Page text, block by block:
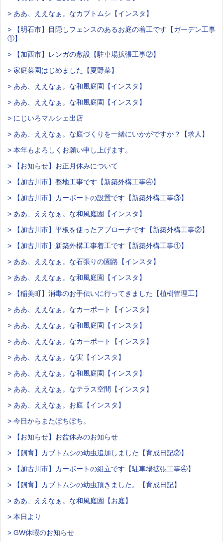
> ああ、ええなぁ。なカブトムシ【インスタ】
> 【明石市】目隠しフェンスのあるお庭の着工です【ガーデン工事
①】
> 【加西市】レンガの敷設【駐車場拡張工事②】
> 家庭菜園はじめました【夏野菜】
> ああ、ええなぁ。な和風庭園【インスタ】
> ああ、ええなぁ。な和風庭園【インスタ】
> にじいろマルシェ出店
> ああ、ええなぁ。な庭づくりを一緒にいかがですか？【求人】
> 本年もよろしくお願い申し上げます。
> 【お知らせ】お正月休みについて
> 【加古川市】整地工事です【新築外構工事④】
> 【加古川市】カーポートの設置です【新築外構工事③】
> ああ、ええなぁ。な和風庭園【インスタ】
> 【加古川市】平板を使ったアプローチです【新築外構工事②】
> 【加古川市】新築外構工事着工です【新築外構工事①】
> ああ、ええなぁ。な石張りの園路【インスタ】
> ああ、ええなぁ。な和風庭園【インスタ】
> 【稲美町】消毒のお手伝いに行ってきました【植樹管理工】
> ああ、ええなぁ。なカーポート【インスタ】
> ああ、ええなぁ。な和風庭園【インスタ】
> ああ、ええなぁ。なカーポート【インスタ】
> ああ、ええなぁ。な実【インスタ】
> ああ、ええなぁ。な和風庭園【インスタ】
> ああ、ええなぁ。なテラス空間【インスタ】
> ああ、ええなぁ。お庭【インスタ】
> 今日からまたぼちぼち。
> 【お知らせ】お盆休みのお知らせ
> 【飼育】カブトムシの幼虫追加しました【育成日記②】
> 【加古川市】カーポートの組立です【駐車場拡張工事④】
> 【飼育】カブトムシの幼虫頂きました。【育成日記】
> ああ、ええなぁ。な和風庭園【お庭】
> 本日より
> GW休暇のお知らせ